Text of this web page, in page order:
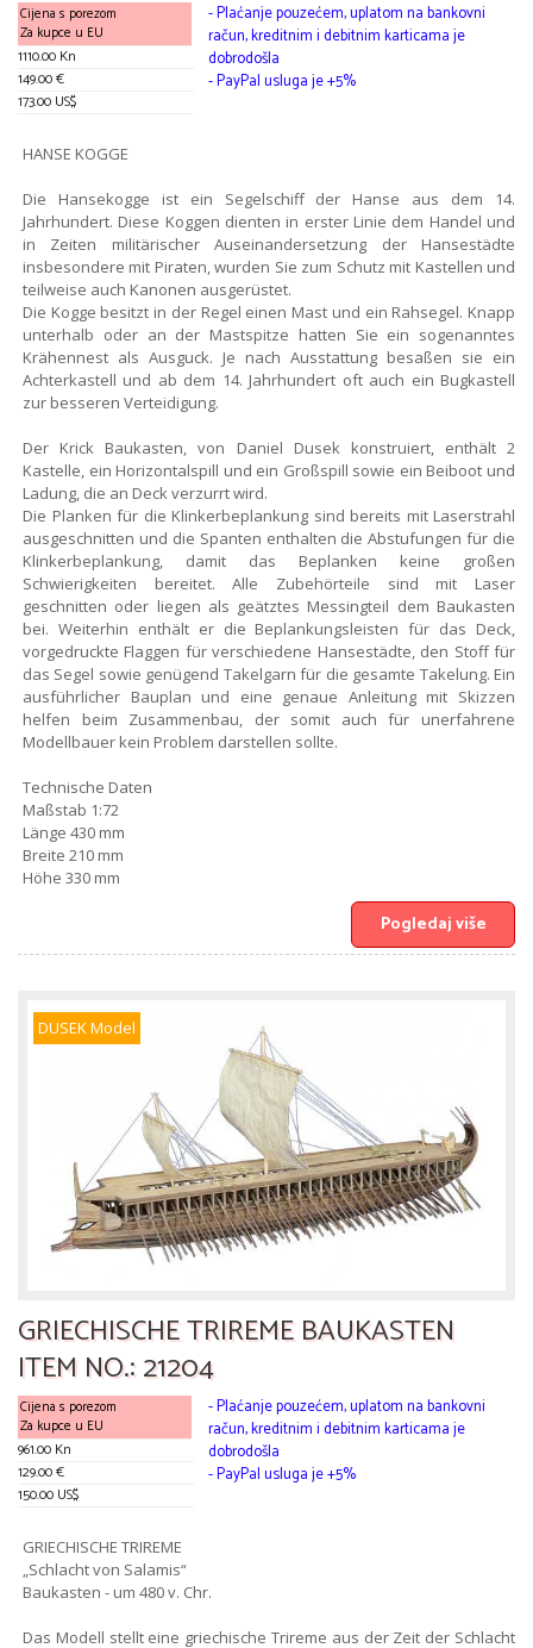
Cijena s porezom
Za kupce u EU
1110.00 Kn
149.00 €
173.00 US$
- Plaćanje pouzećem, uplatom na bankovni
račun, kreditnim i debitnim karticama je
dobrodošla
- PayPal usluga je +5%
HANSE KOGGE
Die Hansekogge ist ein Segelschiff der Hanse aus dem 14.
Jahrhundert. Diese Koggen dienten in erster Linie dem Handel und
in Zeiten militärischer Auseinandersetzung der Hansestädte
insbesondere mit Piraten, wurden Sie zum Schutz mit Kastellen und
teilweise auch Kanonen ausgerüstet.
Die Kogge besitzt in der Regel einen Mast und ein Rahsegel. Knapp
unterhalb oder an der Mastspitze hatten Sie ein sogenanntes
Krähennest als Ausguck. Je nach Ausstattung besaßen sie ein
Achterkastell und ab dem 14. Jahrhundert oft auch ein Bugkastell
zur besseren Verteidigung.
Der Krick Baukasten, von Daniel Dusek konstruiert, enthält 2
Kastelle, ein Horizontalspill und ein Großspill sowie ein Beiboot und
Ladung, die an Deck verzurrt wird.
Die Planken für die Klinkerbeplankung sind bereits mit Laserstrahl
ausgeschnitten und die Spanten enthalten die Abstufungen für die
Klinkerbeplankung, damit das Beplanken keine großen
Schwierigkeiten bereitet. Alle Zubehörteile sind mit Laser
geschnitten oder liegen als geätztes Messingteil dem Baukasten
bei. Weiterhin enthält er die Beplankungsleisten für das Deck,
vorgedruckte Flaggen für verschiedene Hansestädte, den Stoff für
das Segel sowie genügend Takelgarn für die gesamte Takelung. Ein
ausführlicher Bauplan und eine genaue Anleitung mit Skizzen
helfen beim Zusammenbau, der somit auch für unerfahrene
Modellbauer kein Problem darstellen sollte.
Technische Daten
Maßstab 1:72
Länge 430 mm
Breite 210 mm
Höhe 330 mm
Pogledaj više
DUSEK Model
GRIECHISCHE TRIREME BAUKASTEN
ITEM NO.: 21204
Cijena s porezom
Za kupce u EU
961.00 Kn
129.00 €
150.00 US$
- Plaćanje pouzećem, uplatom na bankovni
račun, kreditnim i debitnim karticama je
dobrodošla
- PayPal usluga je +5%
GRIECHISCHE TRIREME
„Schlacht von Salamis“
Baukasten - um 480 v. Chr.
Das Modell stellt eine griechische Trireme aus der Zeit der Schlacht